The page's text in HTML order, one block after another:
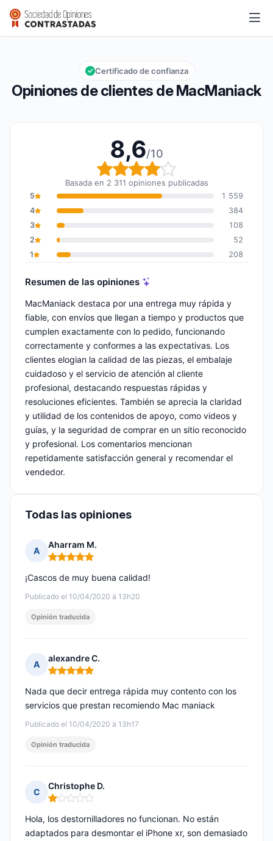
MacManiack
Calificación global: 8,6 de 10
8,6/10
Opiniones de clientes de MacManiack
Certificado de confianza
8,6/10
Calificación global: 8,6
Basada en 2 311 opiniones publicadas
5
1 559
4
384
3
108
2
52
1
208
Resumen de las opiniones
MacManiack destaca por una entrega muy rápida y
fiable, con envíos que llegan a tiempo y productos que
cumplen exactamente con lo pedido, funcionando
correctamente y conformes a las expectativas. Los
clientes elogian la calidad de las piezas, el embalaje
cuidadoso y el servicio de atención al cliente
profesional, destacando respuestas rápidas y
resoluciones eficientes. También se aprecia la claridad
y utilidad de los contenidos de apoyo, como videos y
guías, y la seguridad de comprar en un sitio reconocido
y profesional. Los comentarios mencionan
repetidamente satisfacción general y recomendar el
vendedor.
Todas las opiniones
A
Aharram M.
Nota: 5 de 5
Publicado el 10/04/2020 à 13h20
¡Cascos de muy buena calidad!
Opinión traducida
A
alexandre C.
Nota: 5 de 5
Publicado el 10/04/2020 à 13h17
Nada que decir entrega rápida muy contento con los
servicios que prestan recomiendo Mac maniack
Opinión traducida
C
Christophe D.
Nota: 1 de 5
Hola, los destornilladores no funcionan. No están
adaptados para desmontar el iPhone xr, son demasiado